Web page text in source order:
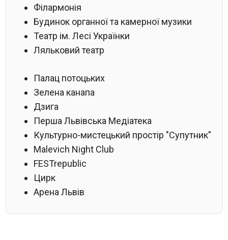
Філармонія
Будинок органної та камерної музики
Театр ім. Лесі Українки
Ляльковий театр
Палац потоцьких
Зелена канапа
Дзига
Перша Львівська Медіатека
Культурно-мистецький простір "Супутник"
Malevich Night Club
FESTrepublic
Цирк
Арена Львів